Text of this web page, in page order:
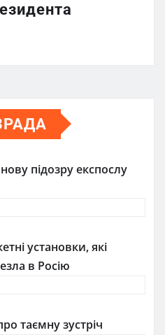
підозру експослу
установки, які
в Росію
таємну зустріч